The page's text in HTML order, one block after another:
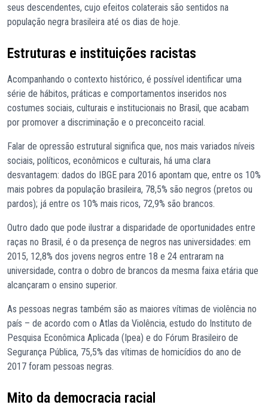
seus descendentes, cujo efeitos colaterais são sentidos na
população negra brasileira até os dias de hoje.
Estruturas e instituições racistas
Acompanhando o contexto histórico, é possível identificar uma
série de hábitos, práticas e comportamentos inseridos nos
costumes sociais, culturais e institucionais no Brasil, que acabam
por promover a discriminação e o preconceito racial.
Falar de opressão estrutural significa que, nos mais variados níveis
sociais, políticos, econômicos e culturais, há uma clara
desvantagem: dados do IBGE para 2016 apontam que, entre os 10%
mais pobres da população brasileira, 78,5% são negros (pretos ou
pardos); já entre os 10% mais ricos, 72,9% são brancos.
Outro dado que pode ilustrar a disparidade de oportunidades entre
raças no Brasil, é o da presença de negros nas universidades: em
2015, 12,8% dos jovens negros entre 18 e 24 entraram na
universidade, contra o dobro de brancos da mesma faixa etária que
alcançaram o ensino superior.
As pessoas negras também são as maiores vítimas de violência no
país – de acordo com o Atlas da Violência, estudo do Instituto de
Pesquisa Econômica Aplicada (Ipea) e do Fórum Brasileiro de
Segurança Pública, 75,5% das vítimas de homicídios do ano de
2017 foram pessoas negras.
Mito da democracia racial